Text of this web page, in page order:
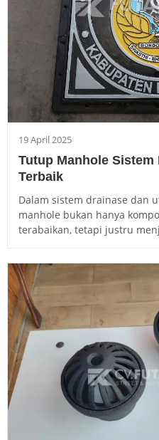
19 April 2025
Tutup Manhole Sistem
Terbaik
Dalam sistem drainase dan
manhole bukan hanya
terabaikan, tetapi justru